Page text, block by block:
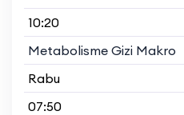
10:20
Metabolisme Gizi Makro
Rabu
07:50